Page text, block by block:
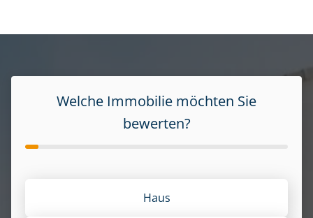
Welche Immobilie möchten Sie
bewerten?
Haus